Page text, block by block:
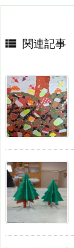
 関連記事